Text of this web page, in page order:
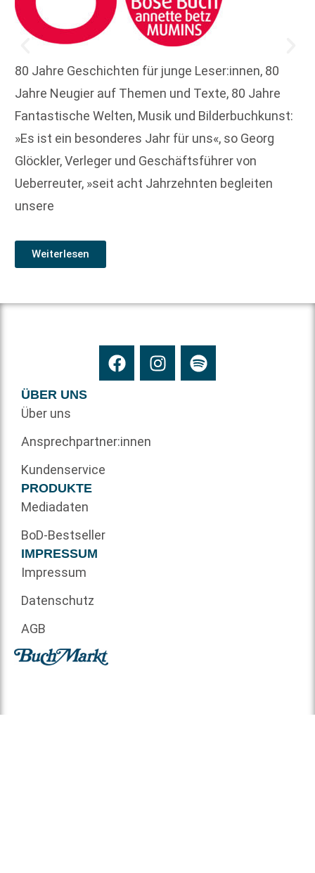
80 Jahre Geschichten für junge Leser:innen, 80
Jahre Neugier auf Themen und Texte, 80 Jahre
Fantastische Welten, Musik und Bilderbuchkunst:
»Es ist ein besonderes Jahr für uns«, so Georg
Glöckler, Verleger und Geschäftsführer von
Ueberreuter, »seit acht Jahrzehnten begleiten
unsere
Weiterlesen
ÜBER UNS
Über uns
Ansprechpartner:innen
Kundenservice
PRODUKTE
Mediadaten
BoD-Bestseller
IMPRESSUM
Impressum
Datenschutz
AGB